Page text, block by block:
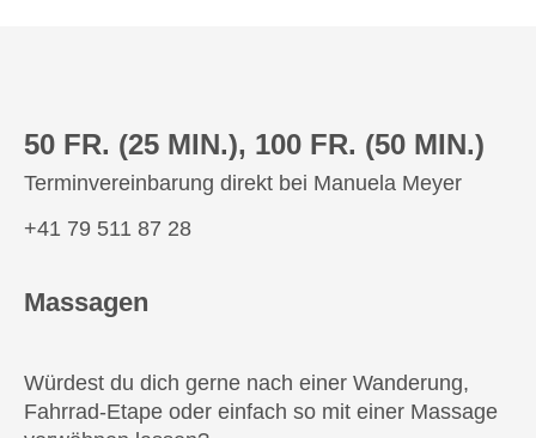
Massagen
Würdest du dich gerne nach einer Wanderung,
Fahrrad-Etape oder einfach so mit einer Massage
50 FR. (25 MIN.), 100 FR. (50 MIN.)
Terminvereinbarung direkt bei Manuela Meyer
+41 79 511 87 28